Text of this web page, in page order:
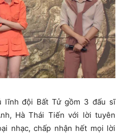
lĩnh đội Bất Tử gồm 3 đấu sĩ
Hà Thái Tiến với lời tuyên
nhạc, chấp nhận hết mọi lời